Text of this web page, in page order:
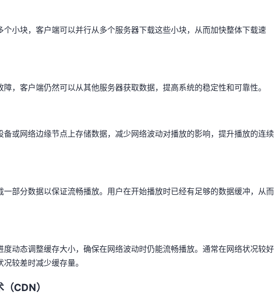
个小块，客户端可以并行从多个服务器下载这些小块，从而加快整体下载速
，客户端仍然可以从其他服务器获取数据，提高系统的稳定性和可靠性。
备或网络边缘节点上存储数据，减少网络波动对播放的影响，提升播放的连续
一部分数据以保证流畅播放。用户在开始播放时已经有足够的数据缓冲，从而
度动态调整缓存大小，确保在网络波动时仍能流畅播放。通常在网络状况较好
较差时减少缓存量。
CDN）